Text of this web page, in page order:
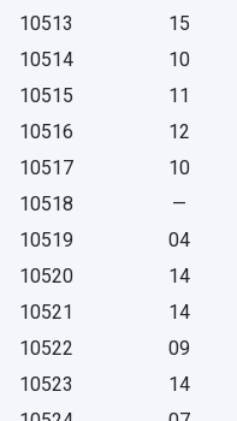
10513
15
10514
10
10515
11
10516
12
10517
10
10518
—
10519
04
10520
14
10521
14
10522
09
10523
14